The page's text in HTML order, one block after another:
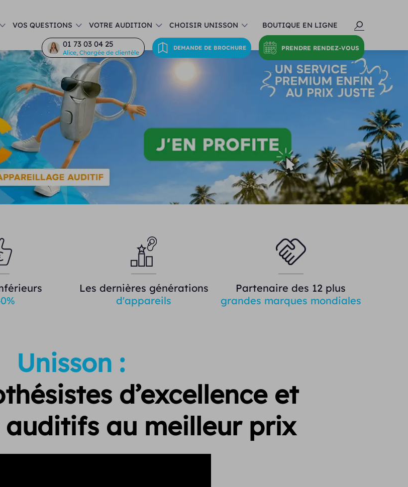
VOS QUESTIONS VOTRE AUDITION CHOISIR UNISSON BOUTIQUE EN LIGNE
01 73 03 04 25
Alice, Chargée de clientèle
DEMANDE DE BROCHURE PRENDRE RENDEZ-VOUS
Les dernières générations
d'appareils
Partenaire des 12 plus
grandes marques mondiales
Unisson :
d’excellence et
auditifs au meilleur prix